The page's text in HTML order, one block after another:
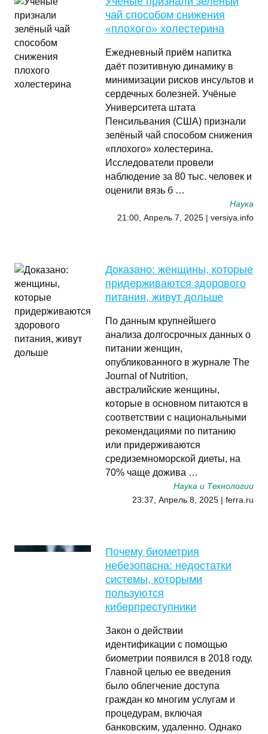
чай способом снижения
«плохого» холестерина
Ежедневный приём напитка
даёт позитивную динамику в
минимизации рисков инсультов и
сердечных болезней. Учёные
Университета штата
Пенсильвания (США) признали
зелёный чай способом снижения
«плохого» холестерина.
Исследователи провели
наблюдение за 80 тыс. человек и
оценили вязь б …
Наука
21:00, Апрель 7, 2025 | versiya.info
Доказано: женщины, которые
придерживаются здорового
питания, живут дольше
По данным крупнейшего
анализа долгосрочных данных о
питании женщин,
опубликованного в журнале The
Journal of Nutrition,
австралийские женщины,
которые в основном питаются в
соответствии с национальными
рекомендациями по питанию
или придерживаются
средиземноморской диеты, на
70% чаще дожива …
Наука и Технологии
23:37, Апрель 8, 2025 | ferra.ru
Почему биометрия
небезопасна: недостатки
системы, которыми
пользуются
киберпреступники
Закон о действии
идентификации с помощью
биометрии появился в 2018 году.
Главной целью ее введения
было облегчение доступа
граждан ко многим услугам и
процедурам, включая
банковским, удаленно. Однако